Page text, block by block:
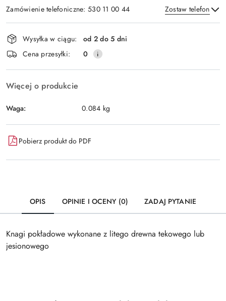
Zamówienie telefoniczne: 530 11 00 44 Zostaw telefon
Wyślij
Dostępność
i
dostawa
Wysyłka w ciągu:
od 2 do 5 dni
Cena przesyłki:
0
Więcej o produkcie
Waga: 0.084 kg
Pobierz produkt do PDF
OPIS OPINIE I OCENY (0) ZADAJ PYTANIE
Knagi pokładowe wykonane z litego drewna tekowego lub
jesionowego